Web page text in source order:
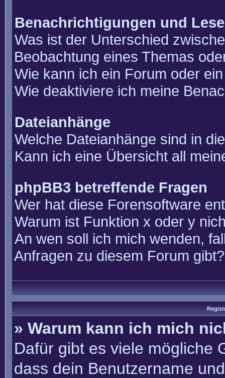
Benachrichtigungen und
Was ist der Unterschied
Beobachtung eines Themas
Wie kann ich ein Forum oder
Wie deaktiviere ich meine
Dateianhänge
Welche Dateianhänge sind in
Kann ich eine Übersicht all
phpBB3 betreffende Fragen
Wer hat diese Forensoftware
Warum ist Funktion x oder y
An wen soll ich mich wenden,
Anfragen zu diesem Forum gibt?
» Warum kann ich mich
Dafür gibt es viele mögliche
dass dein Benutzername